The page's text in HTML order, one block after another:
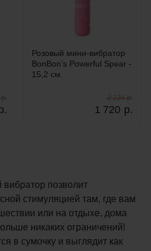
Розовый мини-вибратор
BonBon’s Powerful Spear -
15,2 см.
1 720 р.
2 234 р.
позволит
стимуляцией там, где вам
или на отдыхе, дома
никаких ограничений!
в сумочку и выглядит как